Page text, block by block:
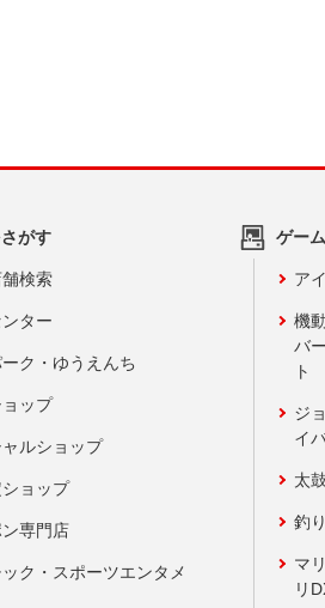
がす
検索
ター
ク・ゆうえんち
ップ
ルショップ
ョップ
専門店
ク・スポーツエンタメ
ゲー
ア
機
バ
ト
ジ
イ
太
釣
マ
リ